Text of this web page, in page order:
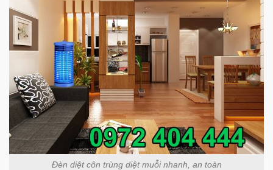
Đèn diệt côn trùng diệt muỗi nhanh, an toàn